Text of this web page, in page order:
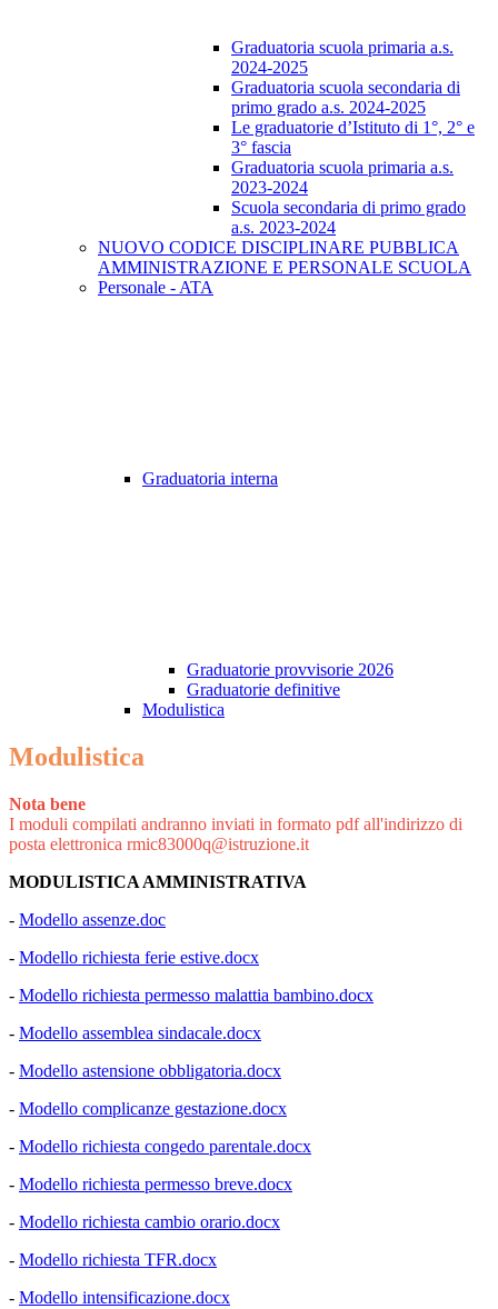
Graduatoria scuola primaria a.s.
2024-2025
Graduatoria scuola secondaria di
primo grado a.s. 2024-2025
Le graduatorie d’Istituto di 1°, 2° e
3° fascia
Graduatoria scuola primaria a.s.
2023-2024
Scuola secondaria di primo grado
a.s. 2023-2024
NUOVO CODICE DISCIPLINARE PUBBLICA
AMMINISTRAZIONE E PERSONALE SCUOLA
Personale - ATA
Graduatoria interna
Graduatorie provvisorie 2026
Graduatorie definitive
Modulistica
Modulistica
Nota bene
I moduli compilati andranno inviati in formato pdf all'indirizzo di
posta elettronica rmic83000q@istruzione.it
MODULISTICA AMMINISTRATIVA
- Modello assenze.doc
- Modello richiesta ferie estive.docx
- Modello richiesta permesso malattia bambino.docx
- Modello assemblea sindacale.docx
- Modello astensione obbligatoria.docx
- Modello complicanze gestazione.docx
- Modello richiesta congedo parentale.docx
- Modello richiesta permesso breve.docx
- Modello richiesta cambio orario.docx
- Modello richiesta TFR.docx
- Modello intensificazione.docx